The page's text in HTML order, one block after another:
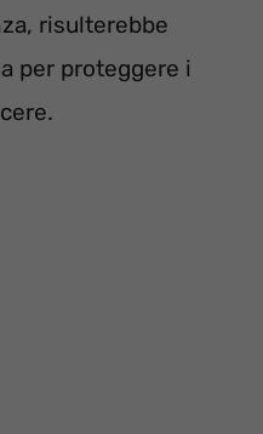
risulterebbe
per proteggere i